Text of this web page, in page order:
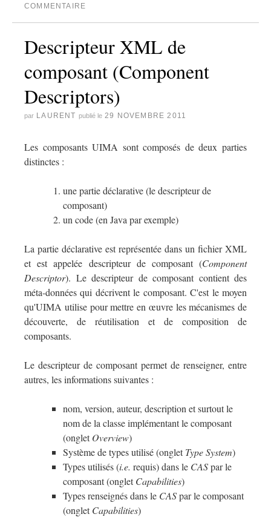
COMMENTAIRE
Descripteur XML de
composant (Component
Descriptors)
par LAURENT publié le 29 NOVEMBRE 2011
Les composants UIMA sont composés de deux parties
distinctes :
une partie déclarative (le descripteur de
composant)
un code (en Java par exemple)
La partie déclarative est représentée dans un fichier XML
et est appelée descripteur de composant (Component
Descriptor). Le descripteur de composant contient des
méta-données qui décrivent le composant. C'est le moyen
qu'UIMA utilise pour mettre en œuvre les mécanismes de
découverte, de réutilisation et de composition de
composants.
Le descripteur de composant permet de renseigner, entre
autres, les informations suivantes :
nom, version, auteur, description et surtout le
nom de la classe implémentant le composant
(ongletOverview)
Système de types utilisé (ongletType System)
Types utilisés (i.e. requis) dans le CASpar le
composant (ongletCapabilities)
Types renseignés dans le CASpar le composant
(ongletCapabilities)